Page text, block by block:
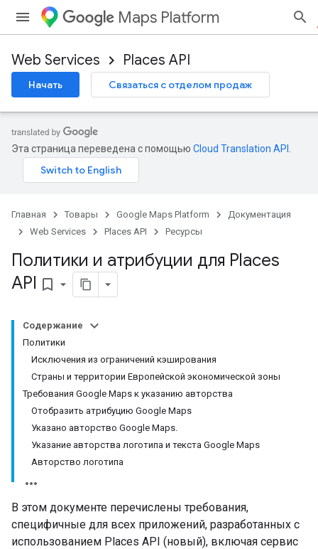
Maps Platform
Web Services Places API
Начать Связаться с отделом продаж
Эта страница переведена с помощью Cloud Translation API
Главная Товары Google Maps Platform
Документация
Web Services
Places API Ресурсы
Политики и атрибуции для Places
API bookmark_border
Содержание
Политики
Исключения из ограничений кэширования
Страны и территории Европейской экономической зоны
Требования Google Maps к указанию авторства
Отобразить атрибуцию Google Maps
Указано авторство Google Maps.
Указание авторства логотипа и текста Google Maps
Авторство логотипа
В этом документе перечислены требования,
специфичные для всех приложений, разработанных с
использованием Places API (новый), включая сервис